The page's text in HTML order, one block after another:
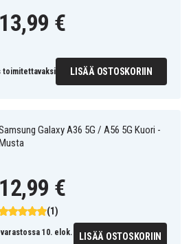
13,99 €
toimitettavaksi LISÄÄ OSTOSKORIIN
Galaxy A36 5G / A56 5G Kuori -
(1)
12,99 €
10. elok.
LISÄÄ OSTOSKORIIN